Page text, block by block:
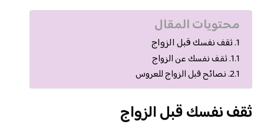
محتويات المقال
ثقف نفسك قبل الزواج
ثقف نفسك عن الزواج
نصائح قبل الزواج للعروس
ثقف نفسك قبل الزواج